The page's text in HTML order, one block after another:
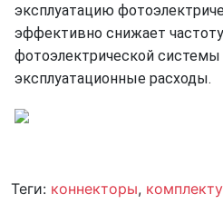
эксплуатацию
эффективно снижает
фотоэлектрической
эксплуатационные расходы.
Теги: коннекторы,